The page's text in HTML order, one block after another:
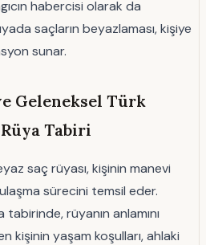
habercisi olarak da
saçların beyazlaması, kişiye
sunar.
Geleneksel Türk
Tabiri
saç rüyası, kişinin manevi
sürecini temsil eder.
rüyanın anlamını
kişinin yaşam koşulları, ahlaki